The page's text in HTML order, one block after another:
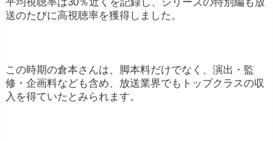
送のたびに高視聴率を獲得しました。
この時期の倉本さんは、脚本料だけでなく、演出・監
修・企画料なども含め、放送業界でもトップクラスの収
入を得ていたとみられます。